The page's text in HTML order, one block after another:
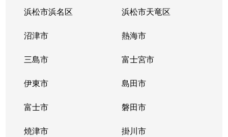
浜松市浜名区 浜松市天竜区
沼津市 熱海市
三島市 富士宮市
伊東市 島田市
富士市 磐田市
焼津市 掛川市